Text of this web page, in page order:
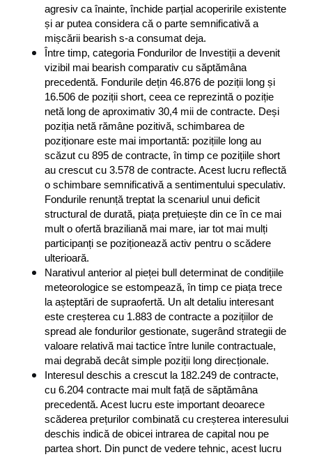
agresiv ca înainte, închide parțial acoperirile existente
și ar putea considera că o parte semnificativă a
mișcării bearish s-a consumat deja.
Între timp, categoria Fondurilor de Investiții a devenit
vizibil mai bearish comparativ cu săptămâna
precedentă. Fondurile dețin 46.876 de poziții long și
16.506 de poziții short, ceea ce reprezintă o poziție
netă long de aproximativ 30,4 mii de contracte. Deși
poziția netă rămâne pozitivă, schimbarea de
poziționare este mai importantă: pozițiile long au
scăzut cu 895 de contracte, în timp ce pozițiile short
au crescut cu 3.578 de contracte. Acest lucru reflectă
o schimbare semnificativă a sentimentului speculativ.
Fondurile renunță treptat la scenariul unui deficit
structural de durată, piața prețuiește din ce în ce mai
mult o ofertă braziliană mai mare, iar tot mai mulți
participanți se poziționează activ pentru o scădere
ulterioară.
Narativul anterior al pieței bull determinat de condițiile
meteorologice se estompează, în timp ce piața trece
la așteptări de supraofertă. Un alt detaliu interesant
este creșterea cu 1.883 de contracte a pozițiilor de
spread ale fondurilor gestionate, sugerând strategii de
valoare relativă mai tactice între lunile contractuale,
mai degrabă decât simple poziții long direcționale.
Interesul deschis a crescut la 182.249 de contracte,
cu 6.204 contracte mai mult față de săptămâna
precedentă. Acest lucru este important deoarece
scăderea prețurilor combinată cu creșterea interesului
deschis indică de obicei intrarea de capital nou pe
partea short. Din punct de vedere tehnic, acest lucru